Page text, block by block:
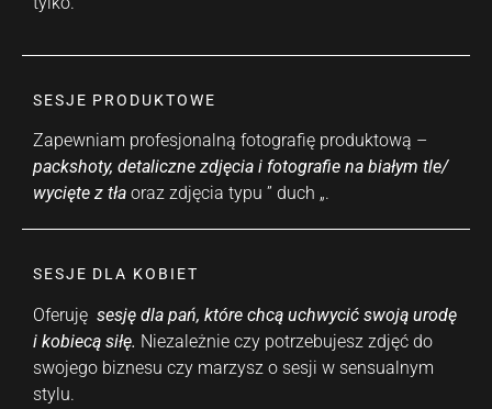
SESJE PRODUKTOWE
Zapewniam profesjonalną fotografię produktową –
packshoty, detaliczne zdjęcia i fotografie na białym tle/
wycięte z tła oraz zdjęcia typu ” duch „.
SESJE DLA KOBIET
Oferuję sesję dla pań, które chcą uchwycić swoją urodę
i kobiecą siłę. Niezależnie czy potrzebujesz zdjęć do
swojego biznesu czy marzysz o sesji w sensualnym
stylu.